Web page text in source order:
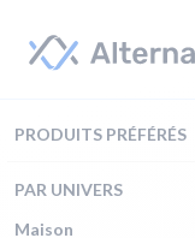
PRODUITS PRÉFÉRÉS
PAR UNIVERS
Maison